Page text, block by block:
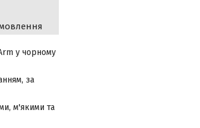
у чорному
за
м'якими та